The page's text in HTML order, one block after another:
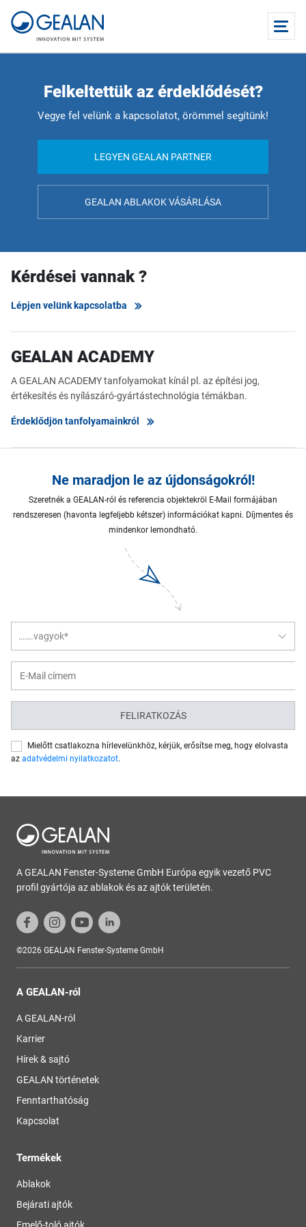
Felkeltettük az érdeklődését?
Vegye fel velünk a kapcsolatot, örömmel segítünk!
LEGYEN GEALAN PARTNER
GEALAN ABLAKOK VÁSÁRLÁSA
Kérdései vannak ?
Lépjen velünk kapcsolatba
GEALAN ACADEMY
A GEALAN ACADEMY tanfolyamokat kínál pl. az építési jog,
értékesítés és nyílászáró-gyártástechnológia témákban.
Érdeklődjön tanfolyamainkról
Ne maradjon le az újdonságokról!
Szeretnék a GEALAN-ról és referencia objektekröl E-Mail formájában
rendszeresen (havonta legfeljebb kétszer) információkat kapni. Díjmentes és
mindenkor lemondható.
…….vagyok*
FELIRATKOZÁS
Mielőtt csatlakozna hírlevelünkhöz, kérjük, erősítse meg, hogy elolvasta
az adatvédelmi nyilatkozatot.
A GEALAN Fenster-Systeme GmbH Európa egyik vezető PVC
profil gyártója az ablakok és az ajtók területén.
©2026 GEALAN Fenster-Systeme GmbH
A GEALAN-ról
A GEALAN-ról
Karrier
Hírek & sajtó
GEALAN történetek
Fenntarthatóság
Kapcsolat
Termékek
Ablakok
Bejárati ajtók